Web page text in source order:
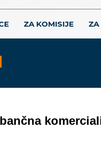
ZA KOMISIJE ZA